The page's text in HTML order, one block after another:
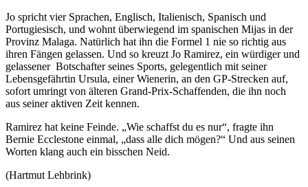
Jo spricht vier Sprachen, Englisch, Italienisch, Spanisch und
Portugiesisch, und wohnt überwiegend im spanischen Mijas in der
Provinz Malaga. Natürlich hat ihn die Formel 1 nie so richtig aus
ihren Fängen gelassen. Und so kreuzt Jo Ramirez, ein würdiger und
gelassener Botschafter seines Sports, gelegentlich mit seiner
Lebensgefährtin Ursula, einer Wienerin, an den GP-Strecken auf,
sofort umringt von älteren Grand-Prix-Schaffenden, die ihn noch
aus seiner aktiven Zeit kennen.
Ramirez hat keine Feinde. „Wie schaffst du es nur“, fragte ihn
Bernie Ecclestone einmal, „dass alle dich mögen?“ Und aus seinen
Worten klang auch ein bisschen Neid.
(Hartmut Lehbrink)